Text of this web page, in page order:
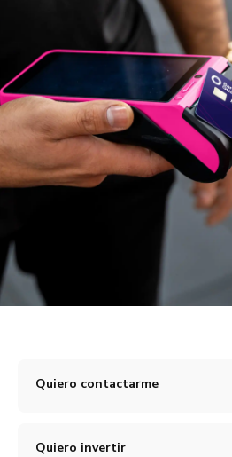
Quiero contactarme
Quiero invertir